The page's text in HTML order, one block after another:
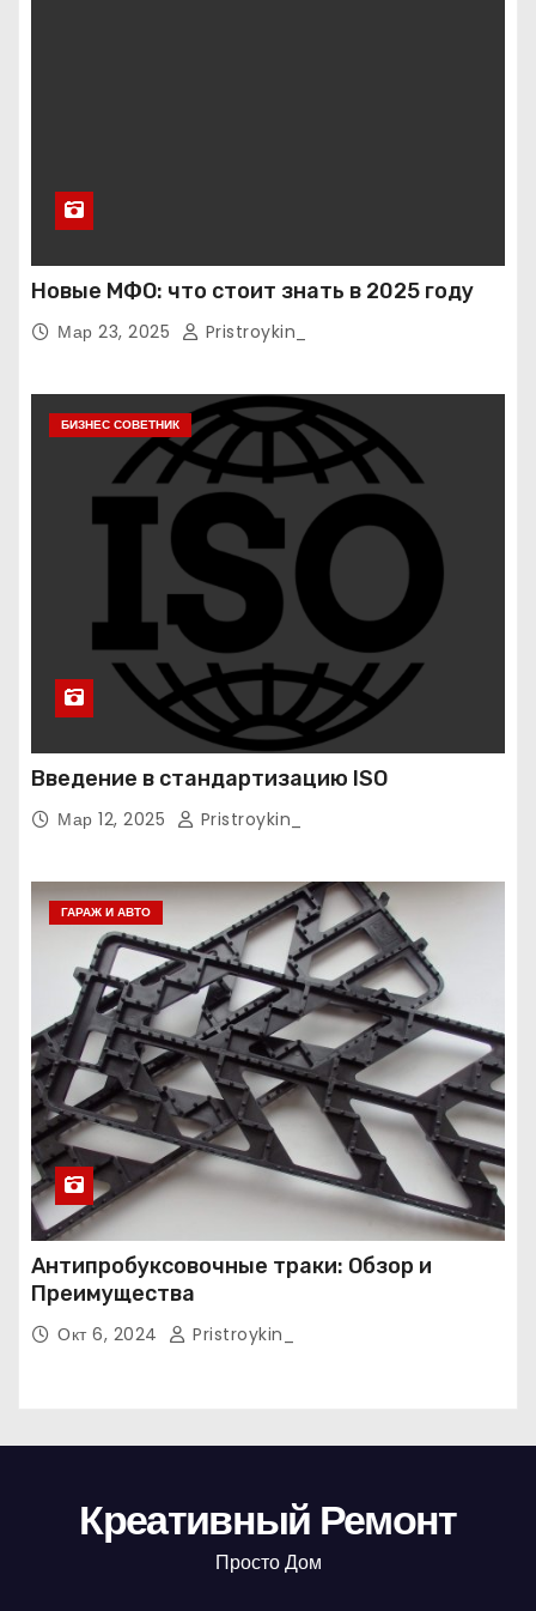
Новые МФО: что стоит знать в 2025 году
Мар 23, 2025 Pristroykin_
БИЗНЕС СОВЕТНИК
Введение в стандартизацию ISO
Мар 12, 2025 Pristroykin_
ГАРАЖ И АВТО
Антипробуксовочные траки: Обзор и
Преимущества
Окт 6, 2024 Pristroykin_
Креативный Ремонт
Просто Дом